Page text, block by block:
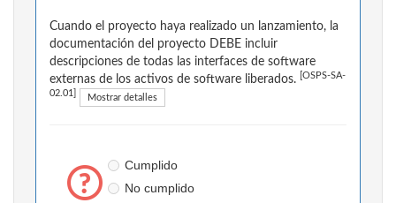
Cuando el proyecto haya realizado un lanzamiento, la
documentación del proyecto DEBE incluir
descripciones de todas las interfaces de software
externas de los activos de software liberados.
[OSPS-SA-
02.01] Mostrar detalles
Cumplido
No cumplido